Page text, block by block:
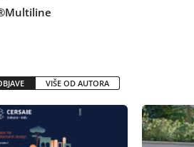
VIŠE OD AUTORA